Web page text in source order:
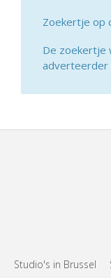
Zoekertje op
De zoekertje
adverteerder
Studio's in Brussel